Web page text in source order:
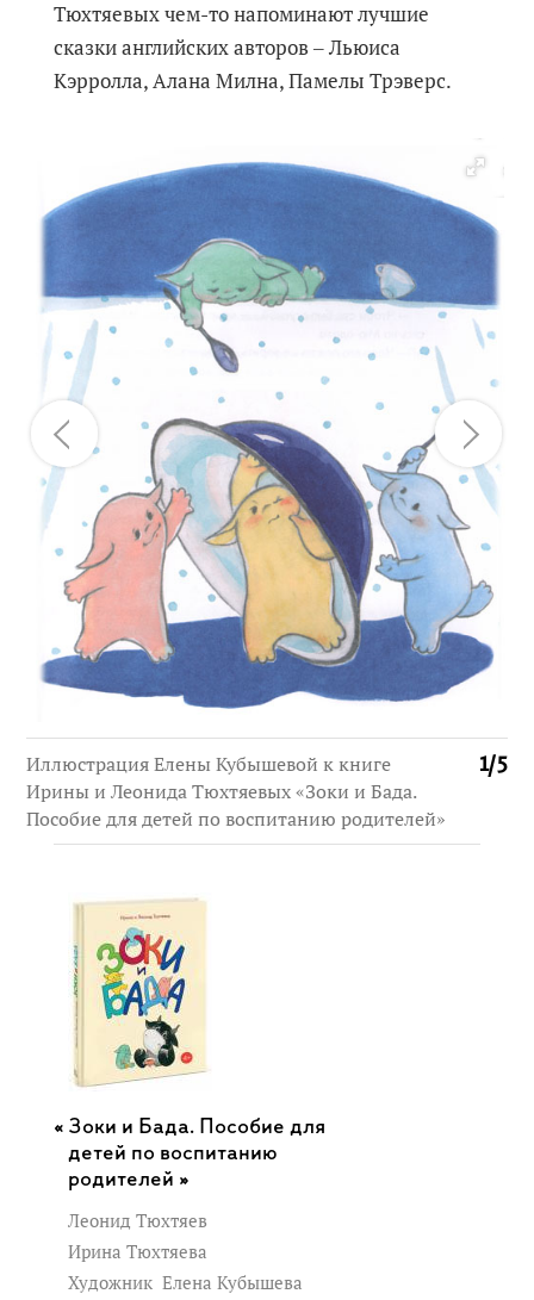
Тюхтяевых чем-то напоминают лучшие
сказки английских авторов ‒ Льюиса
Кэрролла, Алана Милна, Памелы Трэверс.
1/5
Иллюстрация Елены Кубышевой к книге
Ирины и Леонида Тюхтяевых «Зоки и Бада.
Пособие для детей по воспитанию родителей»
Зоки и Бада. Пособие для
детей по воспитанию
родителей »
Леонид Тюхтяев
Ирина Тюхтяева
Художник Елена Кубышева